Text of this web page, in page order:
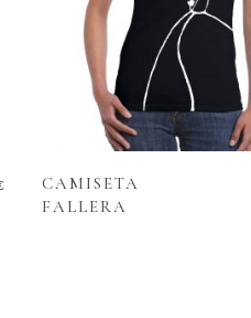
SELECT OPTIONS
CAMISETA
FALLERA